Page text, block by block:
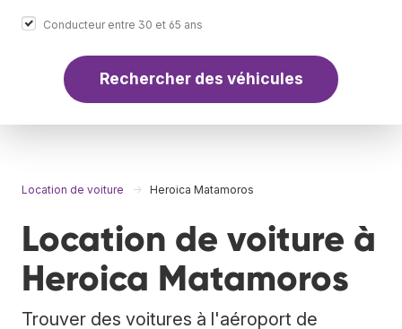
Conducteur entre 30 et 65 ans
Rechercher des véhicules
Location de voiture Heroica Matamoros
Location de voiture à
Heroica Matamoros
Trouver des voitures à l'aéroport de